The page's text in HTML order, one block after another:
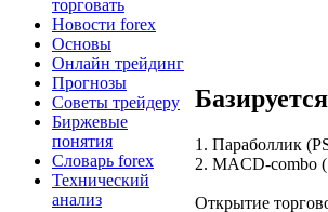
торговать
Новости forex
Основы
Онлайн трейдинг
Прогнозы
Советы трейдеру
Биржевые
понятия
Словарь forex
Технический
анализ
1. Параболлик
2. MACD-combo
Открытие